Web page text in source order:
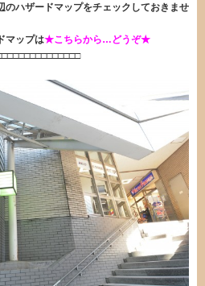
ハザードマップをチェックしておきませ
マップは★こちらから…どうぞ★